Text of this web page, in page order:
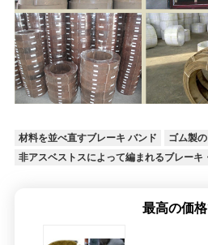
地
図
PRIVACY
POLICY
材料を並べ直すブレーキ バンド
ゴム製
非アスベストスによって編まれるブレーキ
最高の価